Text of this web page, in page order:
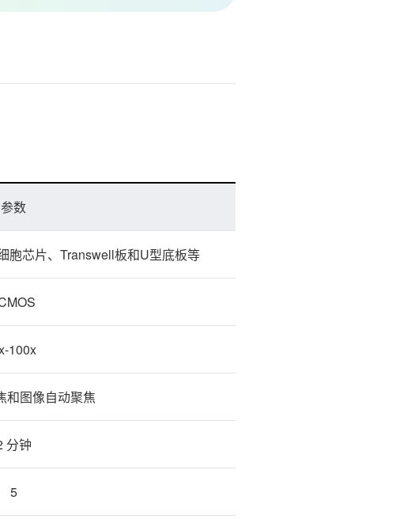
参数
胞芯片、Transwell板和U型底板等
100x
和图像自动聚焦
分钟
5